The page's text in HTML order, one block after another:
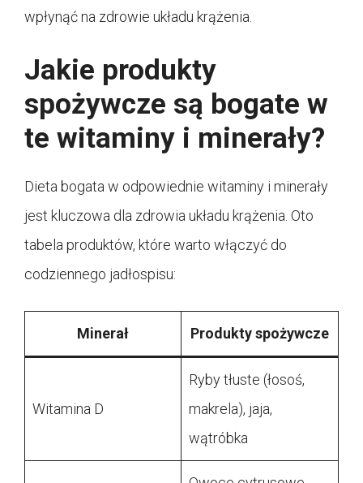
wpłynąć na zdrowie układu krążenia.
Jakie produkty
spożywcze są bogate w
te witaminy i minerały?
Dieta bogata w odpowiednie witaminy i minerały
jest kluczowa dla zdrowia układu krążenia. Oto
tabela produktów, które warto włączyć do
codziennego jadłospisu:
Minerał Produkty spożywcze
Witamina D
Ryby tłuste (łosoś,
makrela), jaja,
wątróbka